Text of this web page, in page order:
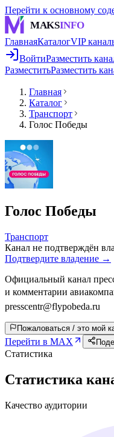
Перейти к основному
MAKSINFO
ГлавнаяКаталогVIP
ВойтиРазместить
РазместитьРазместить
Главная
Каталог
Транспорт
Голос Победы
Голос Победы
Транспорт
Канал не подтверждён
Подтвердите владение →
Официальный канал
и комментарии
presscentr@flypobeda.ru
Пожаловаться / это мой
Перейти в MAX
Статистика
Статистика
Качество аудитории